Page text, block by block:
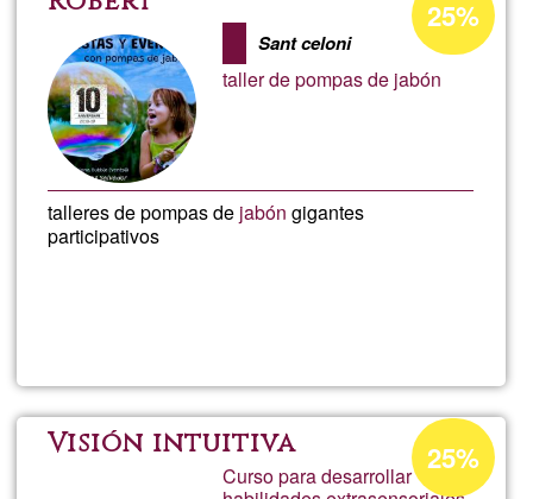
Sant celoni
taller de pompas de jabón
talleres de pompas de jabón gigantes
participativos
d'acceptació
de
G1
25%
Visión intuitiva
Curso para desarrollar
Percentatge
d'acceptació
25%